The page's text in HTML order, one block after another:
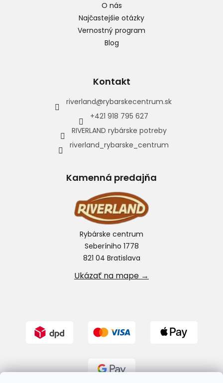
O nás
Najčastejšie otázky
Vernostný program
Blog
Kontakt
riverland@rybarskecentrum.sk
+421 918 795 627
RIVERLAND rybárske potreby
riverland_rybarske_centrum
Kamenná predajňa
Rybárske centrum
Seberíniho 1778
821 04 Bratislava
Ukázať na mape →